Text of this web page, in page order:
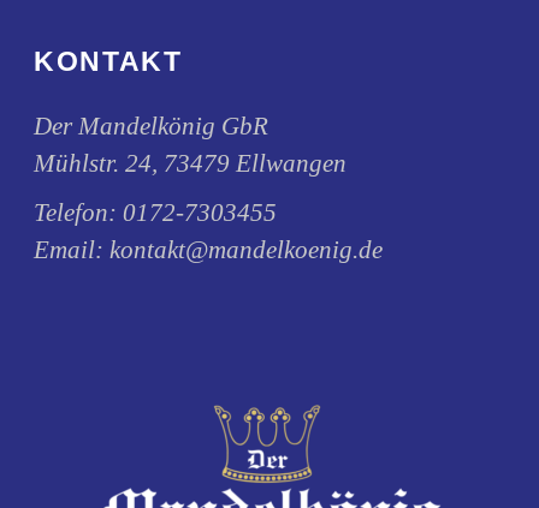
KONTAKT
Der Mandelkönig GbR
Mühlstr. 24, 73479 Ellwangen
Telefon:0172-7303455
Email: kontakt@mandelkoenig.de